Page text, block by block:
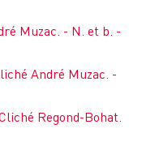
Muzac. - N. et b. -
André Muzac. -
Regond-Bohat.